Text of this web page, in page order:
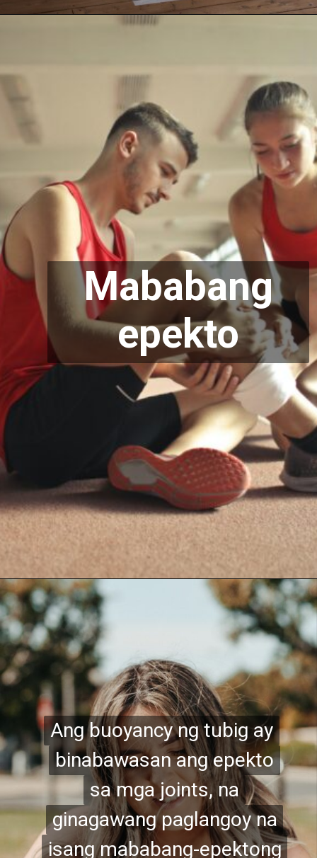
Mababang
epekto
Ang buoyancy ng tubig ay
binabawasan ang epekto
sa mga joints, na
ginagawang paglangoy na
isang mababang-epektong
Ang buoyancy ng tubig ay
binabawasan ang epekto
sa mga joints, na
ginagawang paglangoy na
isang mababang-epektong